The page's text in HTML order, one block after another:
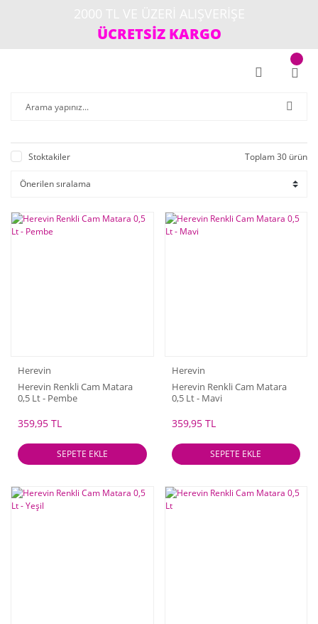
ÜCRETSİZ KARGO
Stoktakiler Toplam 30 ürün
Herevin
Herevin Renkli Cam Matara
0,5 Lt - Pembe
359,95 TL
SEPETE EKLE
Herevin
Herevin Renkli Cam Matara
0,5 Lt - Mavi
359,95 TL
SEPETE EKLE